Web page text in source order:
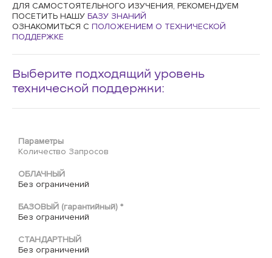
ДЛЯ САМОСТОЯТЕЛЬНОГО ИЗУЧЕНИЯ, РЕКОМЕНДУЕМ
ПОСЕТИТЬ НАШУ БАЗУ ЗНАНИЙ
ОЗНАКОМИТЬСЯ С ПОЛОЖЕНИЕМ О ТЕХНИЧЕСКОЙ
ПОДДЕРЖКЕ
Выберите подходящий уровень
технической поддержки:
Параметры
Количество Запросов
ОБЛАЧНЫЙ
Без ограничений
БАЗОВЫЙ (гарантийный) *
Без ограничений
СТАНДАРТНЫЙ
Без ограничений